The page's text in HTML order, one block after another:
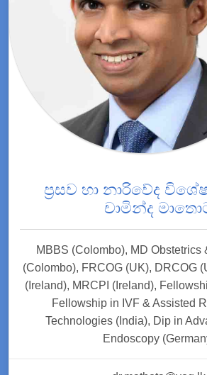
ප්‍රසව හා නාරිවේද
චාමින්ද
MBBS (Colombo), MD Obstetrics
(Colombo), FRCOG (UK), DRCOG
(Ireland), MRCPI (Ireland),
Fellowship in IVF & Assisted
Technologies (India), Dip in
Endoscopy